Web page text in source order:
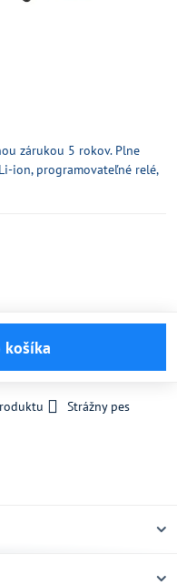
zárukou 5 rokov. Plne
ion, programovateľné relé,
košíka
Strážny pes